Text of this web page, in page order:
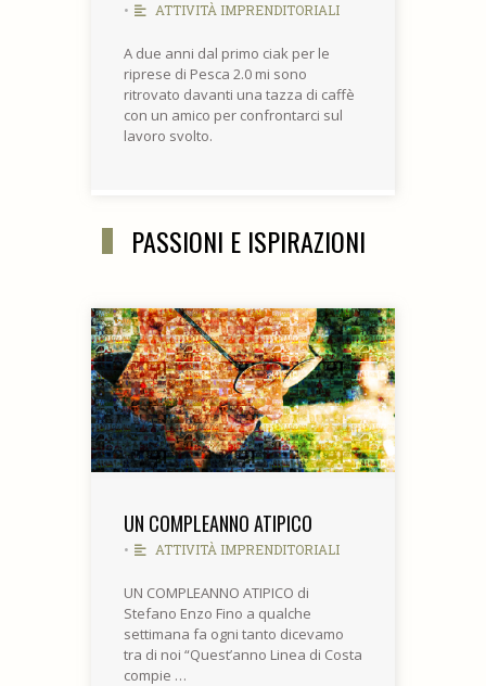
• ATTIVITÀ IMPRENDITORIALI
A due anni dal primo ciak per le
riprese di Pesca 2.0 mi sono
ritrovato davanti una tazza di caffè
con un amico per confrontarci sul
lavoro svolto.
PASSIONI E ISPIRAZIONI
UN COMPLEANNO ATIPICO
• ATTIVITÀ IMPRENDITORIALI
UN COMPLEANNO ATIPICO di
Stefano Enzo Fino a qualche
settimana fa ogni tanto dicevamo
tra di noi “Quest’anno Linea di Costa
compie …